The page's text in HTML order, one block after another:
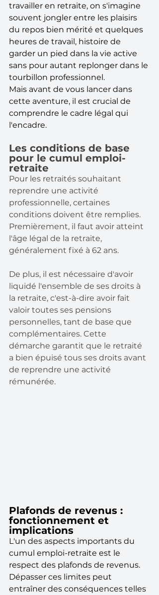
travailler en retraite, on s'imagine
souvent jongler entre les plaisirs
du repos bien mérité et quelques
heures de travail, histoire de
garder un pied dans la vie active
sans pour autant replonger dans le
tourbillon professionnel.
Mais avant de vous lancer dans
cette aventure, il est crucial de
comprendre le cadre légal qui
l'encadre.
Les conditions de base
pour le cumul emploi-
retraite
Pour les retraités souhaitant
reprendre une activité
professionnelle, certaines
conditions doivent être remplies.
Premièrement, il faut avoir atteint
l'âge légal de la retraite,
généralement fixé à 62 ans.
De plus, il est nécessaire d'avoir
liquidé l'ensemble de ses droits à
la retraite, c'est-à-dire avoir fait
valoir toutes ses pensions
personnelles, tant de base que
complémentaires. Cette
démarche garantit que le retraité
a bien épuisé tous ses droits avant
de reprendre une activité
rémunérée.
Plafonds de revenus :
fonctionnement et
implications
L'un des aspects importants du
cumul emploi-retraite est le
respect des plafonds de revenus.
Dépasser ces limites peut
entraîner des conséquences telles